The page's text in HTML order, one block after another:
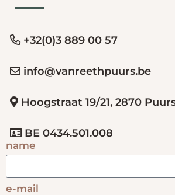
+32(0)3 889 00 57
info@vanreethpuurs.be
Hoogstraat 19/21, 2870
BE 0434.501.008
name
e-mail